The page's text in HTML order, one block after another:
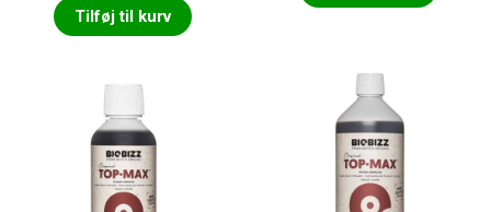
Tilføj til kurv